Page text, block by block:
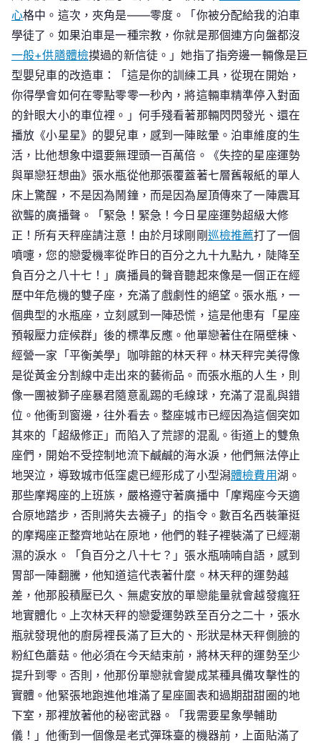
心格中。這次，夾角是——零度。「你被分配給我的泊車
學徒了。如果泊車是一種宗教，你就是那個連方向盤都沒
一般+供膳體檢摸過的新信徒。」她指了指旁邊一輛像是巨
型嬰兒車的改造車：「這是你的訓練工具，從現在開始，
你得學會如何在零點零零一秒內，將這輛車精準停入對面
的針眼大小的車位裡。」何手殘看著那輛閃閃發光、還在
播放《小星星》的嬰兒車，感到一陣眩暈。泊車維度的生
活，比他想象中還要無理頭一百萬倍。《失控的星座運勢
與單戀狂想曲》張水瓶從他那張覆蓋著七層舊報紙的單人
床上驚醒，不是因為鬧鐘，而是因為屋頂傳來了一陣震耳
欲聾的廣播聲。「緊急！緊急！今日星座運勢超級大修
正！所有天秤座請注意！由於月球剛剛巡檢推薦打了一個
噴嚏，您的戀愛機率從昨日的百分之九十九點九，陡降至
負百分之八十七！」廣播員的聲音聽起來像是一個正在經
歷中年危機的雙子座，充滿了戲劇性的絕望。張水瓶，一
個典型的水瓶座，立刻感到一陣恐慌，這是他患有「星座
預報壓力症候群」後的標準反應。他單戀著住在隔壁棟、
經營一家「平衡美學」咖啡館的林天秤。林天秤完美得像
是從黃金分割線中走出來的藝術品。而張水瓶的人生，則
像一團被獅子座暴君隨意亂踢的毛線球，充滿了混亂與錯
位。他衝到窗邊，往外看去。整座城市已經因為這個突如
其來的「超級修正」而陷入了荒謬的混亂。街道上的雙魚
座們，開始不受控制地流下鹹鹹的海水淚，他們無法停止
地哭泣，導致城市低窪處已經形成了小型潟體檢費用湖。
那些摩羯座的上班族，嚴格遵守著廣播中「摩羯座今天適
合原地踏步，否則將失去襪子」的指令。數百名西裝筆挺
的摩羯座正整齊地站在原地，他們的鞋子裡裝滿了已經潮
濕的淚水。「負百分之八十七？」張水瓶喃喃自語，感到
胃部一陣翻騰，他知道這代表著什麼。林天秤的運勢越
差，他那股積壓已久、無處安放的單戀能量就會越發瘋狂
地實體化。上次林天秤的戀愛運勢跌至百分之二十，張水
瓶就發現他的廚房裡長滿了巨大的、形狀是林天秤側臉的
粉紅色蘑菇。他必須在今天結束前，將林天秤的運勢至少
提升到零。否則，他那份單戀就會變成某種具備攻擊性的
實體。他緊張地跑進他堆滿了星座圖表和過期甜甜圈的地
下室，那裡放著他的秘密武器。「我需要星象學輔助
儀！」他衝到一個像是老式彈珠臺的機器前，上面貼滿了